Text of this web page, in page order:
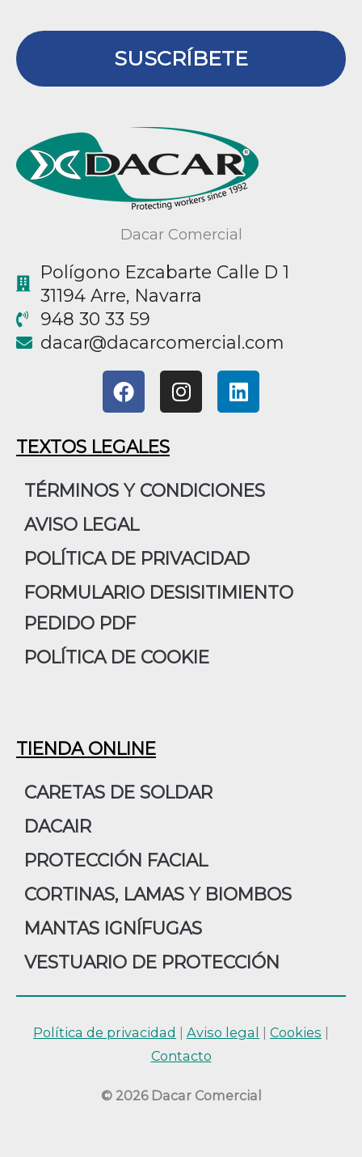
SUSCRÍBETE
Dacar Comercial
Polígono Ezcabarte Calle D 1
31194 Arre, Navarra
948 30 33 59
moc.laicremocracad
@racad
F
a
e
b
o
k
I
n
g
m
L
i
d
TEXTOS LEGALES
TÉRMINOS Y CONDICIONES
AVISO LEGAL
POLÍTICA DE PRIVACIDAD
FORMULARIO DESISITIMIENTO
PEDIDO PDF
POLÍTICA DE COOKIE
TIENDA ONLINE
CARETAS DE SOLDAR
DACAIR
PROTECCIÓN FACIAL
CORTINAS, LAMAS Y BIOMBOS
MANTAS IGNÍFUGAS
VESTUARIO DE PROTECCIÓN
© 2026 Dacar Comercial
Política de privacidad Aviso legal Cookies
Contacto